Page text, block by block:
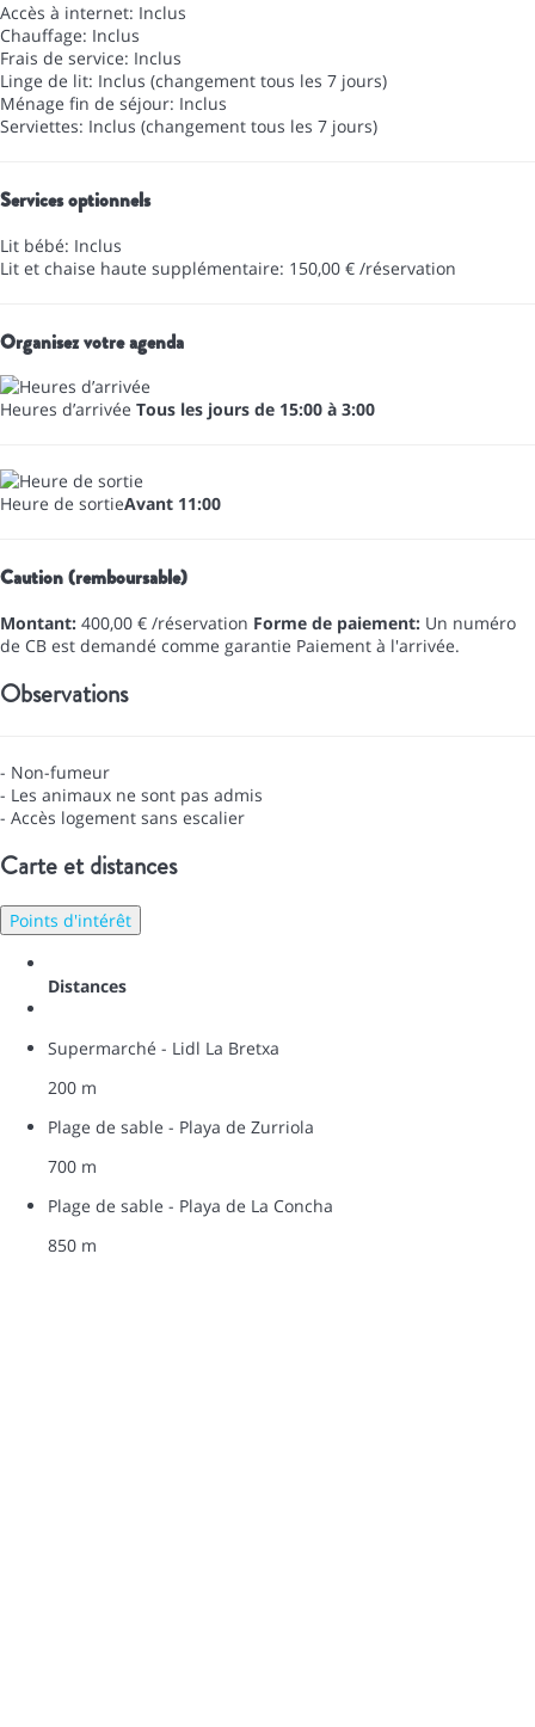
Accès à internet: Inclus
Chauffage: Inclus
Frais de service: Inclus
Linge de lit: Inclus (changement tous les 7 jours)
Ménage fin de séjour: Inclus
Serviettes: Inclus (changement tous les 7 jours)
Services optionnels
Lit bébé: Inclus
Lit et chaise haute supplémentaire: 150,00 € /réservation
Organisez votre agenda
Heures d’arrivée Tous les jours de 15:00 à 3:00
Heure de sortieAvant 11:00
Caution (remboursable)
Montant: 400,00 € /réservation Forme de paiement: Un numéro
de CB est demandé comme garantie Paiement à l'arrivée.
Observations
- Non-fumeur
- Les animaux ne sont pas admis
- Accès logement sans escalier
Carte et distances
Points d'intérêt
Distances
Supermarché - Lidl La Bretxa
200 m
Plage de sable - Playa de Zurriola
700 m
Plage de sable - Playa de La Concha
850 m